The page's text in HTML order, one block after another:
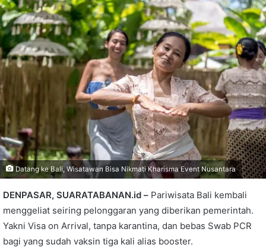
Datang ke Bali, Wisatawan Bisa Nikmati Kharisma Event Nusantara
DENPASAR, SUARATABANAN.id – Pariwisata Bali kembali
menggeliat seiring pelonggaran yang diberikan pemerintah.
Yakni Visa on Arrival, tanpa karantina, dan bebas Swab PCR
bagi yang sudah vaksin tiga kali alias booster.